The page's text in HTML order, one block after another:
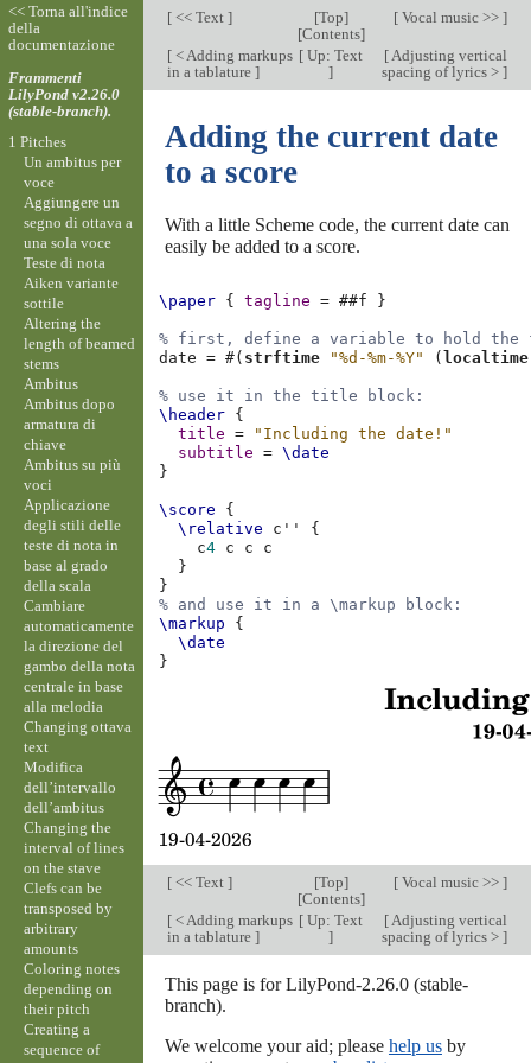
[<< Text ] [Top]
[Contents]
[Vocal music >> ]
[< Adding markups
in a tablature ]
[ Up: Text
]
[Adjusting vertical
spacing of lyrics > ]
Adding the current date
to a score
With a little Scheme code, the current date can
easily be added to a score.
\paper { tagline = ##f }
% first, define a variable to hold the
date
= #( strftime "%d-%m-%Y" ( localtime
% use it in the title block:
\header {
title
=
"Including the date!"
subtitle
= \date
}
\score
{
\relative
c''
{
c4 c c
c
}
}
% and use it in a \markup block:
\markup
{
\date
}
[<< Text ] [Top]
[Contents]
[Vocal music >> ]
[< Adding markups
in a tablature ]
[ Up: Text
]
[Adjusting vertical
spacing of lyrics > ]
This page is for LilyPond-2.26.0 (stable-
branch).
We welcome your aid; please help usby
<< Torna all'indice
della
documentazione
Frammenti
LilyPond v2.26.0
(stable-branch).
1 Pitches
Un ambitus per
voce
Aggiungere un
segno di ottava a
una sola voce
Teste di nota
Aiken variante
sottile
Altering the
length of beamed
stems
Ambitus
Ambitus dopo
armatura di
chiave
Ambitus su più
voci
Applicazione
degli stili delle
teste di nota in
base al grado
della scala
Cambiare
automaticamente
la direzione del
gambo della nota
centrale in base
alla melodia
Changing ottava
text
Modifica
dell’intervallo
dell’ambitus
Changing the
interval of lines
on the stave
Clefs can be
transposed by
arbitrary
amounts
Coloring notes
depending on
their pitch
Creating a
sequence of